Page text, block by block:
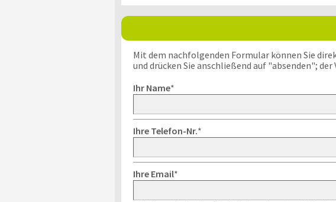
Mit dem nachfolgenden Formular können Sie
und drücken Sie anschließend auf "absenden";
Ihr Name*
Ihre Telefon-Nr.*
Ihre Email*